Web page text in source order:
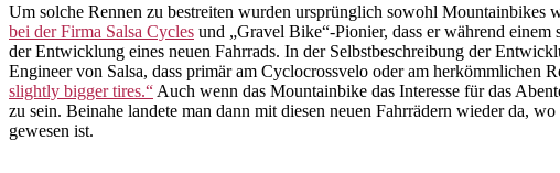
Um solche Rennen zu bestreiten wurden ursprünglich sowohl Mountainbikes
bei der Firma Salsa Cycles und „Gravel Bike“-Pionier, dass er während
der Entwicklung eines neuen Fahrrads. In der Selbstbeschreibung der
Engineer von Salsa, dass primär am Cyclocrossvelo oder am herkömmlichen
slightly bigger tires.“ Auch wenn das Mountainbike das Interesse für das
zu sein. Beinahe landete man dann mit diesen neuen Fahrrädern wieder da,
gewesen ist.